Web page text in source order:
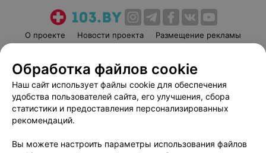
О проекте Новости проекта
Размещение рекламы
Пользовательское соглашение
Способы оплаты
Вакансии
Партнеры
Написать руководителю 103.by
Обработка файлов cookie
Наш сайт использует файлы cookie для обеспечения
удобства пользователей сайта, его улучшения, сбора
статистики и предоставления персонализированных
рекомендаций.
Вы можете настроить параметры использования файлов